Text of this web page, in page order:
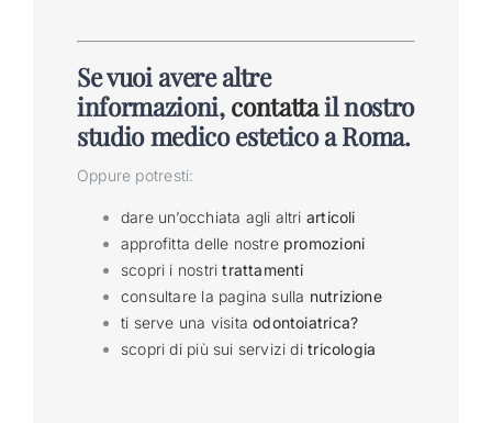
Se vuoi avere altre
informazioni,contattail nostro
studio medico estetico a Roma.
Oppure potresti:
dare un’occhiata agli altri articoli
approfitta delle nostre promozioni
scopri i nostritrattamenti
consultare la pagina sulla nutrizione
ti serve una visitaodontoiatrica?
scopri di più sui servizi ditricologia